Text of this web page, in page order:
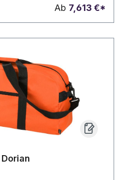
Ab 7,613 €*